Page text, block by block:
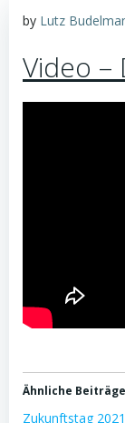
by Lutz
Video –
Ähnliche Beiträge
Zukunftstag